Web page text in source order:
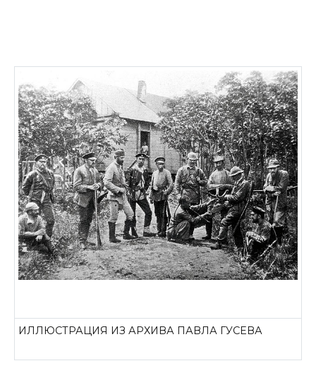
ИЛЛЮСТРАЦИЯ ИЗ АРХИВА ПАВЛА ГУСЕВА